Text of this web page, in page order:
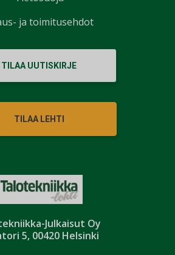
Julkaisut Oy
5, 00420 Helsinki
TILAA UUTISKIRJE
TILAA LEHTI
ja toimitusehdot